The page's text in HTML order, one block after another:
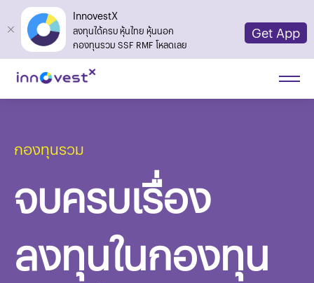
InnovestX
ลงทุนได้ครบ หุ้นไทย หุ้นนอก
กองทุนรวม SSF RMF โหลดเลย
Get App
กองทุนรวม
จบครบเรื่อง
ลงทุนในกองทุน